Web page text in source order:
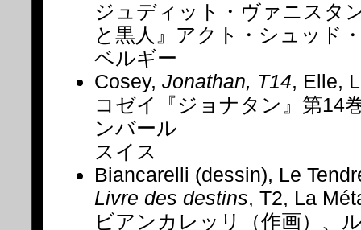
ジュディット・ヴァニスタ
と黒人』アクト・シュッド
ベルギー
Cosey, Jonathan, T14, Elle,
コゼイ『ジョナタン』第14
ンバール
スイス
Biancarelli (dessin), Le
Livre des destins, T2, La
ビアンカレッリ（作画）、